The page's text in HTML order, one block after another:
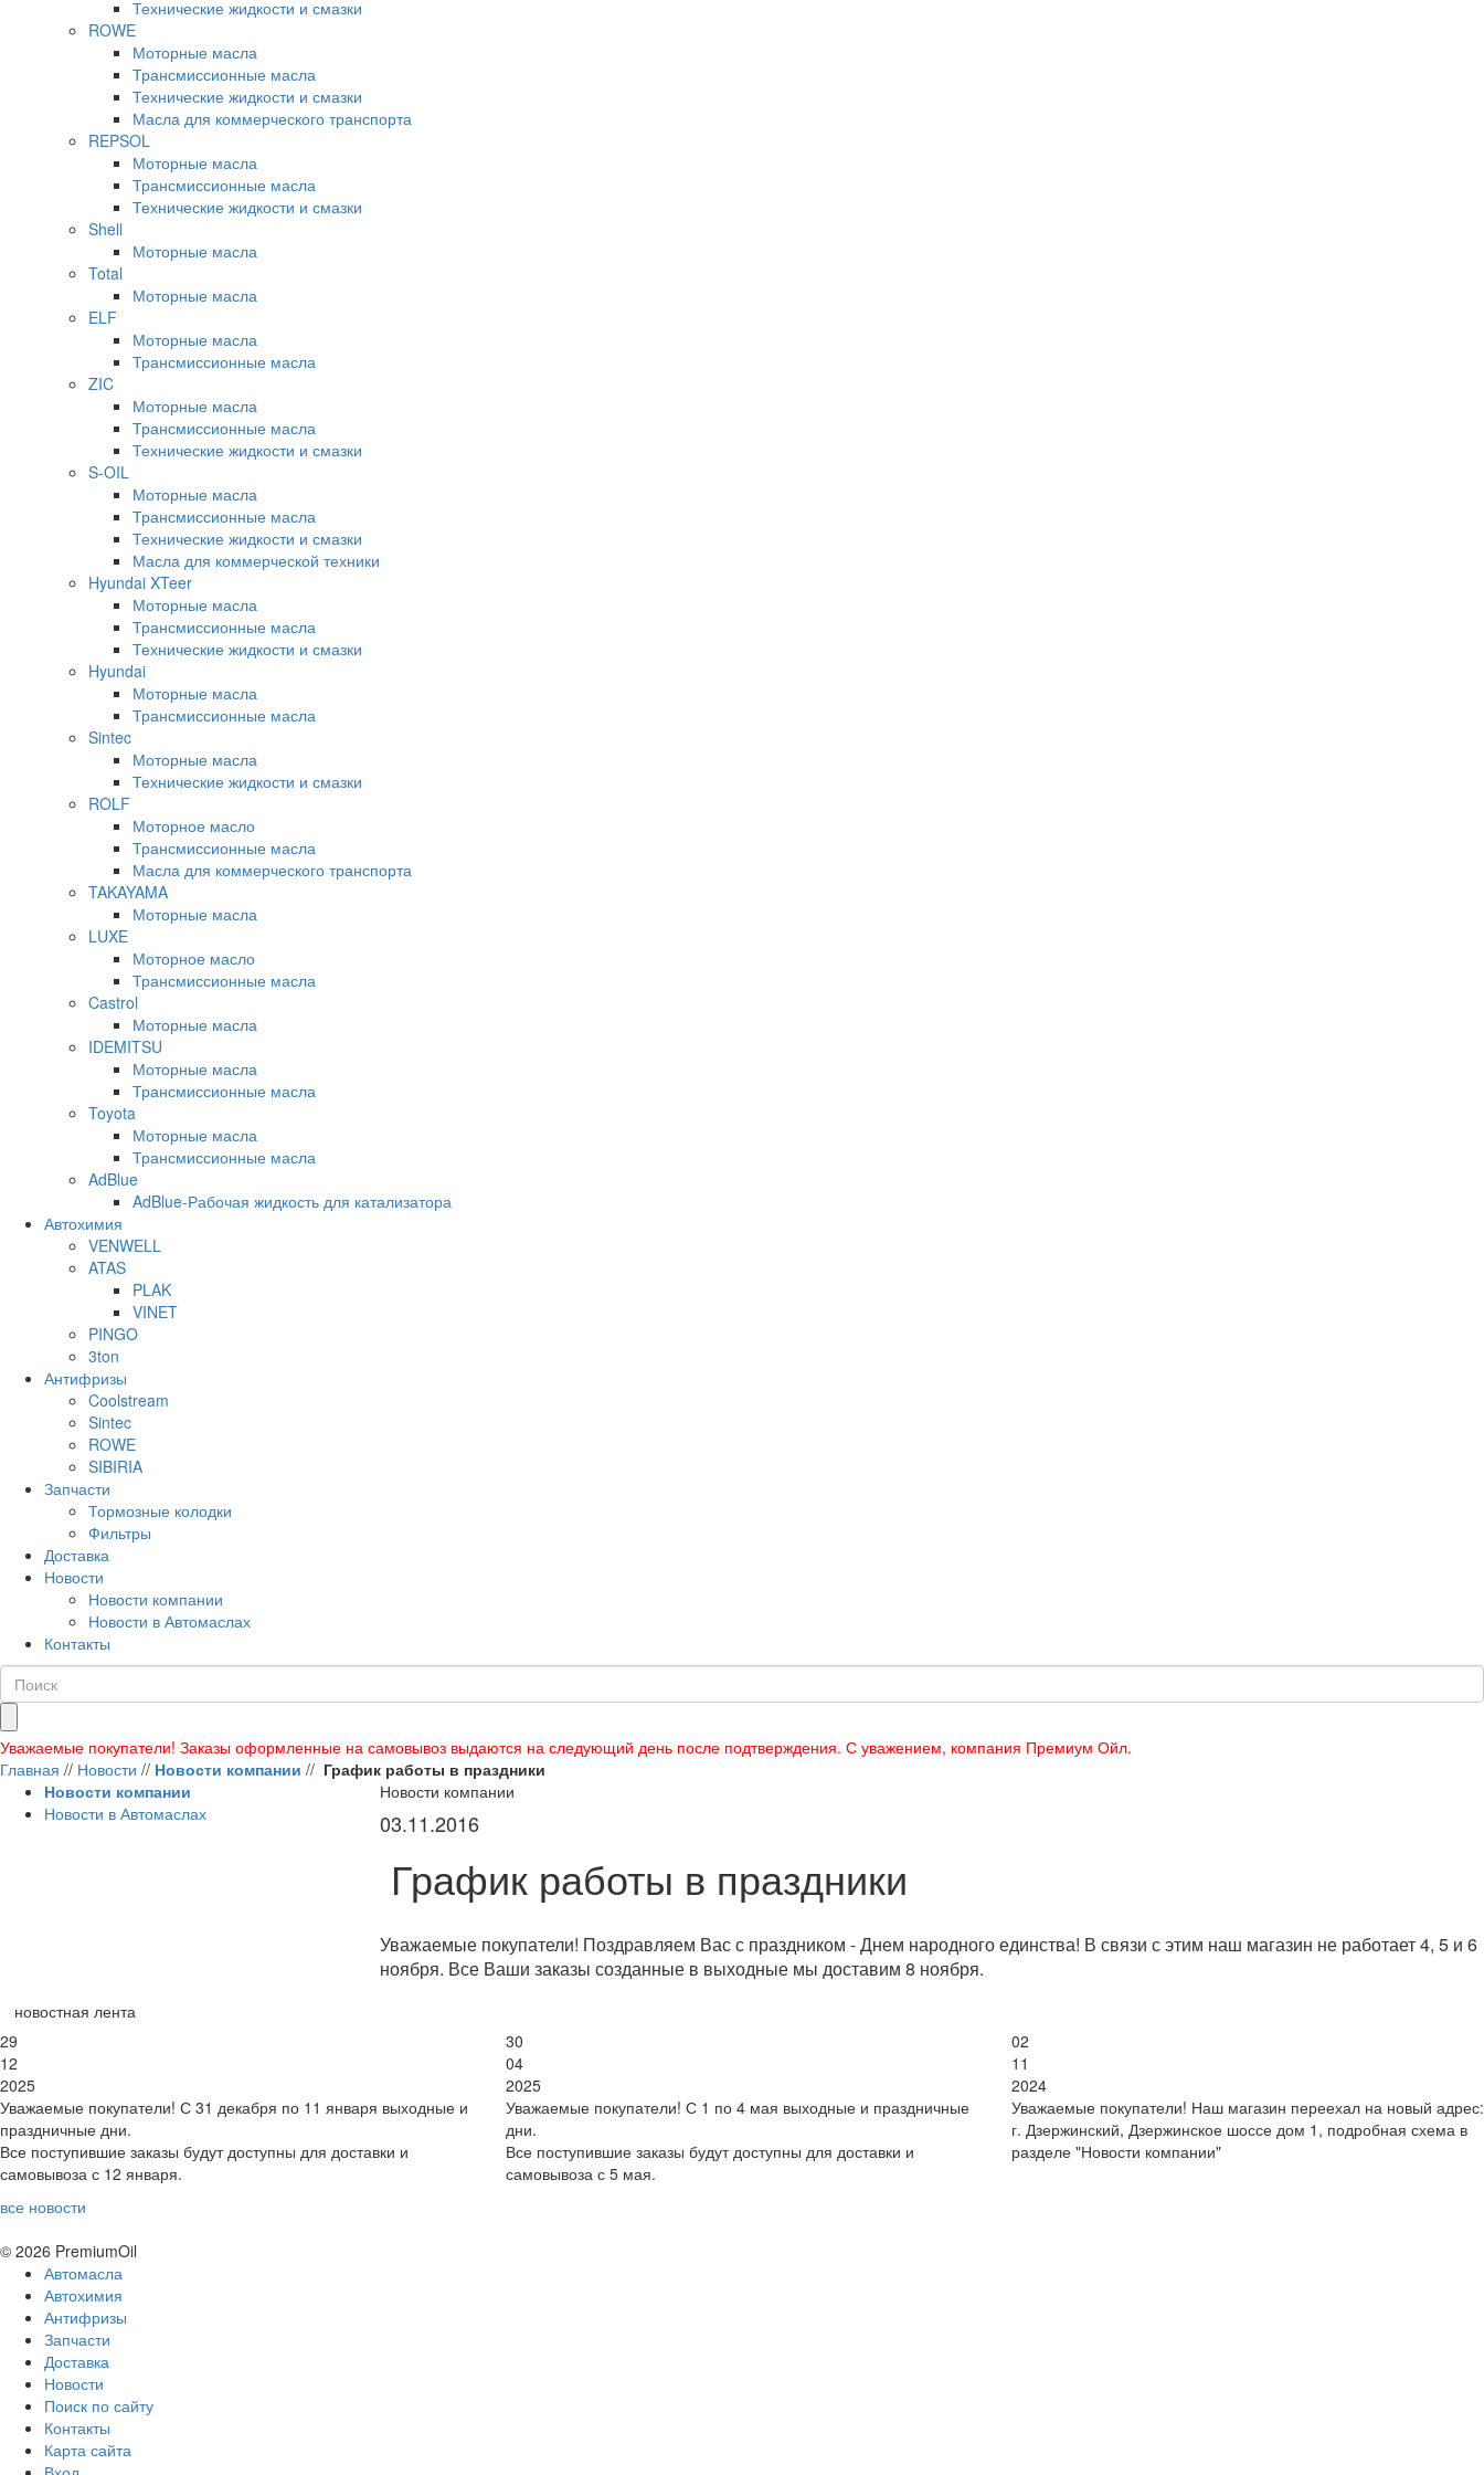
Технические жидкости и смазки
ROWE
Моторные масла
Трансмиссионные масла
Технические жидкости и смазки
Масла для коммерческого транспорта
REPSOL
Моторные масла
Трансмиссионные масла
Технические жидкости и смазки
Shell
Моторные масла
Total
Моторные масла
ELF
Моторные масла
Трансмиссионные масла
ZIC
Моторные масла
Трансмиссионные масла
Технические жидкости и смазки
S-OIL
Моторные масла
Трансмиссионные масла
Технические жидкости и смазки
Масла для коммерческой техники
Hyundai XTeer
Моторные масла
Трансмиссионные масла
Технические жидкости и смазки
Hyundai
Моторные масла
Трансмиссионные масла
Sintec
Моторные масла
Технические жидкости и смазки
ROLF
Моторное масло
Трансмиссионные масла
Масла для коммерческого транспорта
TAKAYAMA
Моторные масла
LUXE
Моторное масло
Трансмиссионные масла
Castrol
Моторные масла
IDEMITSU
Моторные масла
Трансмиссионные масла
Toyota
Моторные масла
Трансмиссионные масла
AdBlue
AdBlue-Рабочая жидкость для катализатора
Автохимия
VENWELL
ATAS
PLAK
VINET
PINGO
3ton
Антифризы
Coolstream
Sintec
ROWE
SIBIRIA
Запчасти
Тормозные колодки
Фильтры
Доставка
Новости
Новости компании
Новости в Автомаслах
Контакты
Уважаемые покупатели! Заказы оформленные на самовывоз выдаются на следующий день после подтверждения. С уважением, компания Премиум Ойл.
Главная // Новости // Новости компании // График работы в праздники
Новости компании
Новости в Автомаслах
Новости компании
03.11.2016
График работы в праздники
Уважаемые покупатели! Поздравляем Вас с праздником - Днем народного единства! В связи с этим наш магазин не работает 4, 5 и 6
ноября. Все Ваши заказы созданные в выходные мы доставим 8 ноября.
новостная лента
29
12
2025
Уважаемые покупатели! С 31 декабря по 11 января выходные и
праздничные дни.
Все поступившие заказы будут доступны для доставки и
самовывоза с 12 января.
30
04
2025
Уважаемые покупатели! С 1 по 4 мая выходные и праздничные
дни.
Все поступившие заказы будут доступны для доставки и
самовывоза с 5 мая.
02
11
2024
Уважаемые покупатели! Наш магазин переехал на новый адрес:
г. Дзержинский, Дзержинское шоссе дом 1, подробная схема в
разделе "Новости компании"
все новости
© 2026 PremiumOil
Автомасла
Автохимия
Антифризы
Запчасти
Доставка
Новости
Поиск по сайту
Контакты
Карта сайта